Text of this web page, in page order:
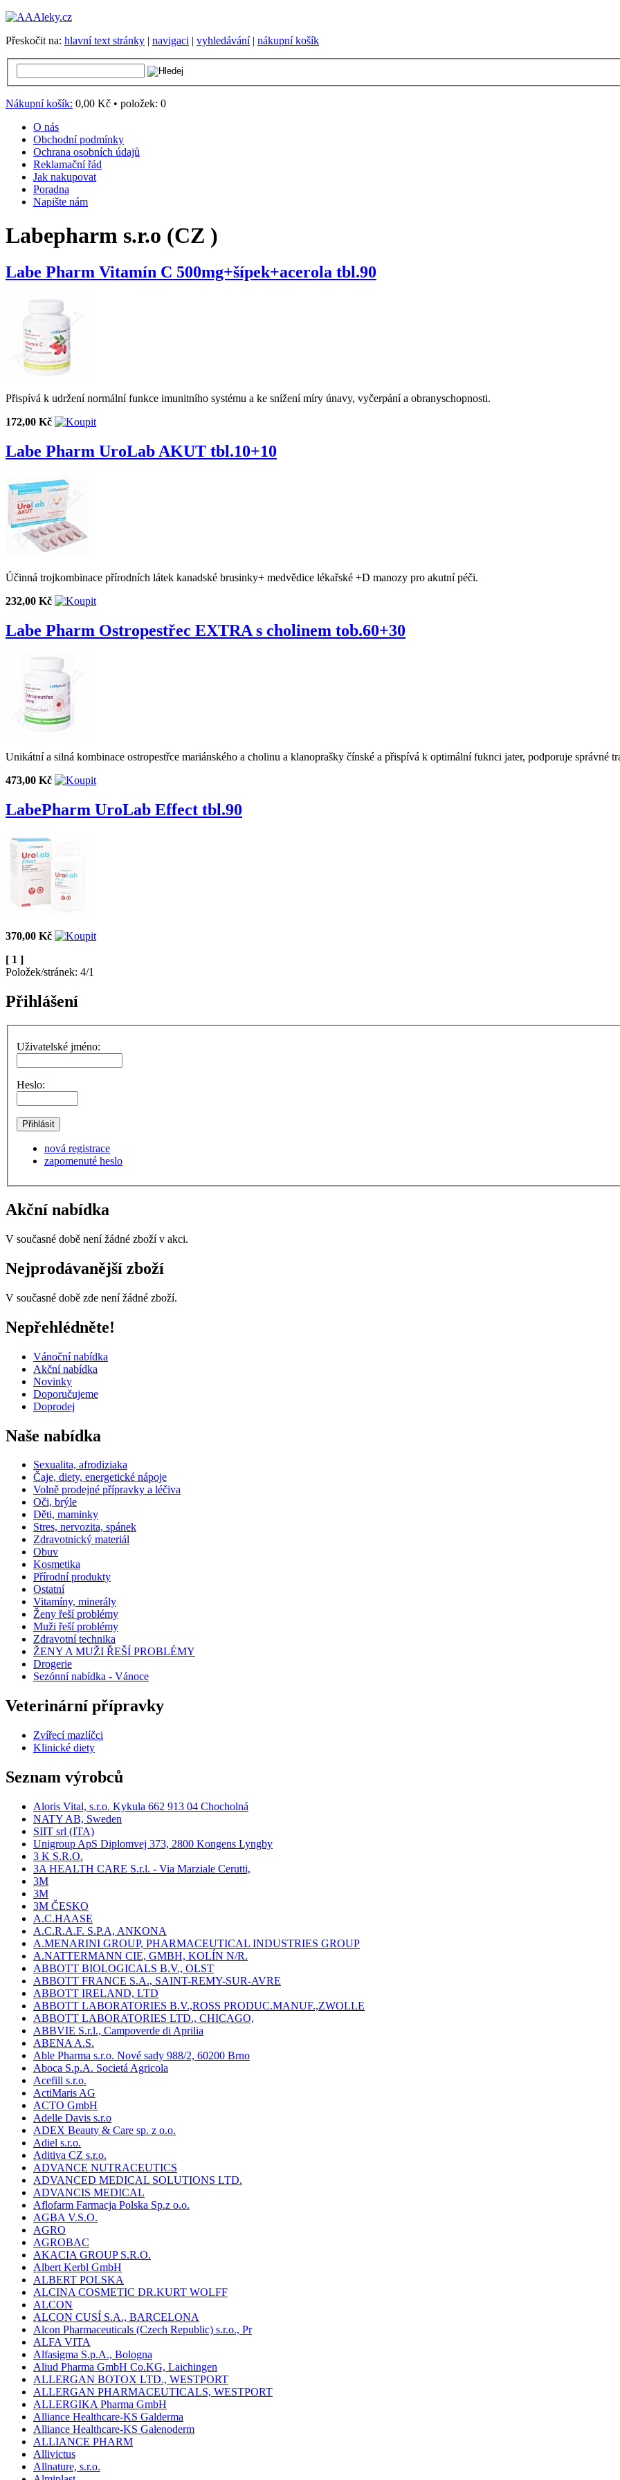
Přeskočit na: hlavní text stránky | navigaci | vyhledávání| nákupní košík
Nákupní košík: 0,00 Kč • položek: 0
O nás
Obchodní podmínky
Ochrana osobních údajů
Reklamační řád
Jak nakupovat
Poradna
Napište nám
Labepharm s.r.o (CZ )
Labe Pharm Vitamín C 500mg+šípek+acerola tbl.90
Přispívá k udržení normální funkce imunitního systému a ke snížení míry únavy, vyčerpání a obranyschopnosti.
172,00 Kč
Labe Pharm UroLab AKUT tbl.10+10
Účinná trojkombinace přírodních látek kanadské brusinky+ medvědice lékařské +D manozy pro akutní péči.
232,00 Kč
Labe Pharm Ostropestřec EXTRA s cholinem tob.60+30
Unikátní a silná kombinace ostropestřce mariánského a cholinu a klanoprašky čínské a přispívá k optimální fuknci jater, podporuje správné
473,00 Kč
LabePharm UroLab Effect tbl.90
370,00 Kč
[ 1 ]
Položek/stránek: 4/1
Přihlášení
Uživatelské jméno:
Heslo:
nová registrace
zapomenuté heslo
Akční nabídka
V současné době není žádné zboží v akci.
Nejprodávanější zboží
V současné době zde není žádné zboží.
Nepřehlédněte!
Vánoční nabídka
Akční nabídka
Novinky
Doporučujeme
Doprodej
Naše nabídka
Sexualita, afrodiziaka
Čaje, diety, energetické nápoje
Volně prodejné přípravky a léčiva
Oči, brýle
Děti, maminky
Stres, nervozita, spánek
Zdravotnický materiál
Obuv
Kosmetika
Přírodní produkty
Ostatní
Vitamíny, minerály
Ženy řeší problémy
Muži řeší problémy
Zdravotní technika
ŽENY A MUŽI ŘEŠÍ PROBLÉMY
Drogerie
Sezónní nabídka - Vánoce
Veterinární přípravky
Zvířecí mazlíčci
Klinické diety
Seznam výrobců
Aloris Vital, s.r.o. Kykula 662 913 04 Chocholná
NATY AB, Sweden
SIIT srl (ITA)
Unigroup ApS Diplomvej 373, 2800 Kongens Lyngby
3 K S.R.O.
3A HEALTH CARE S.r.l. - Via Marziale Cerutti,
3M
3M
3M ČESKO
A.C.HAASE
A.C.R.A.F. S.P.A, ANKONA
A.MENARINI GROUP, PHARMACEUTICAL INDUSTRIES GROUP
A.NATTERMANN CIE, GMBH, KOLÍN N/R.
ABBOTT BIOLOGICALS B.V., OLST
ABBOTT FRANCE S.A., SAINT-REMY-SUR-AVRE
ABBOTT IRELAND, LTD
ABBOTT LABORATORIES B.V.,ROSS PRODUC.MANUF.,ZWOLLE
ABBOTT LABORATORIES LTD., CHICAGO,
ABBVIE S.r.l., Campoverde di Aprilia
ABENA A.S.
Able Pharma s.r.o. Nové sady 988/2, 60200 Brno
Aboca S.p.A. Societá Agricola
Acefill s.r.o.
ActiMaris AG
ACTO GmbH
Adelle Davis s.r.o
ADEX Beauty & Care sp. z o.o.
Adiel s.r.o.
Aditiva CZ s.r.o.
ADVANCE NUTRACEUTICS
ADVANCED MEDICAL SOLUTIONS LTD.
ADVANCIS MEDICAL
Aflofarm Farmacja Polska Sp.z o.o.
AGBA V.S.O.
AGRO
AGROBAC
AKACIA GROUP S.R.O.
Albert Kerbl GmbH
ALBERT POLSKA
ALCINA COSMETIC DR.KURT WOLFF
ALCON
ALCON CUSÍ S.A., BARCELONA
Alcon Pharmaceuticals (Czech Republic) s.r.o., Pr
ALFA VITA
Alfasigma S.p.A., Bologna
Aliud Pharma GmbH Co.KG, Laichingen
ALLERGAN BOTOX LTD., WESTPORT
ALLERGAN PHARMACEUTICALS, WESTPORT
ALLERGIKA Pharma GmbH
Alliance Healthcare-KS Galderma
Alliance Healthcare-KS Galenoderm
ALLIANCE PHARM
Allivictus
Allnature, s.r.o.